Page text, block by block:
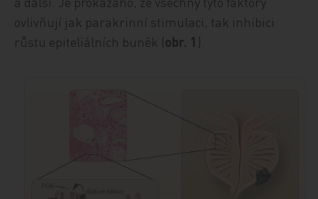
ovlivňují jak parakrinní stimulaci, tak inhibici
růstu epiteliálních buněk (obr. 1 ).